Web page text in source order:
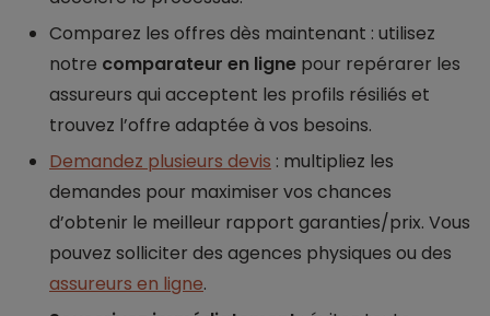
Comparez les offres dès maintenant : utilisez
notre comparateur en ligne pour repérarer les
assureurs qui acceptent les profils résiliés et
trouvez l’offre adaptée à vos besoins.
Demandez plusieurs devis : multipliez les
demandes pour maximiser vos chances
d’obtenir le meilleur rapport garanties/prix. Vous
pouvez solliciter des agences physiques ou des
assureurs en ligne.